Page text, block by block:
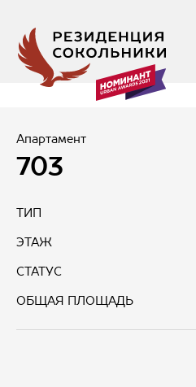
Апартамент
703
ТИП
ЭТАЖ
СТАТУС
ОБЩАЯ ПЛОЩАДЬ